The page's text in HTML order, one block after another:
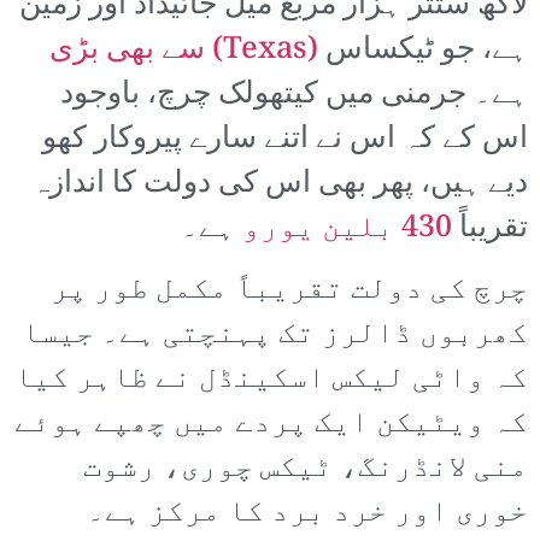
ہے، جو ٹیکساس(Texas) سے بھی بڑی
ہے۔ جرمنی میں کیتھولک چرچ، باوجود
اس کے کہ اس نے اتنے سارے پیروکار کھو
دیے ہیں، پھر بھی اس کی دولت کا اندازہ
تقریباً430 بلین یورو
ہے۔
چرچ کی دولت تقریباً مکمل طور پر
کھربوں ڈالرز تک پہنچتی ہے۔ جیسا
کہ واٹی لیکس اسکینڈل نے ظاہر کیا
کہ ویٹیکن ایک پردے میں چھپے ہوئے
منی لانڈرنگ، ٹیکس چوری، رشوت
خوری اور خرد برد کا مرکز ہے۔